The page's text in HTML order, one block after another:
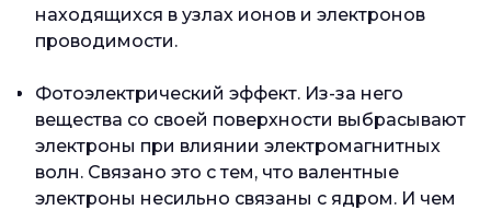
находящихся в узлах ионов и электронов
проводимости.
Фотоэлектрический эффект. Из-за него
вещества со своей поверхности выбрасывают
электроны при влиянии электромагнитных
волн. Связано это с тем, что валентные
электроны несильно связаны с ядром. И чем